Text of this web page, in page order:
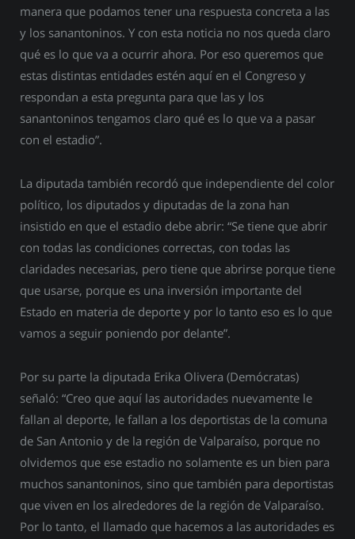
manera que podamos tener una respuesta concreta a las
y los sanantoninos. Y con esta noticia no nos queda claro
qué es lo que va a ocurrir ahora. Por eso queremos que
estas distintas entidades estén aquí en el Congreso y
respondan a esta pregunta para que las y los
sanantoninos tengamos claro qué es lo que va a pasar
con el estadio”.
La diputada también recordó que independiente del color
político, los diputados y diputadas de la zona han
insistido en que el estadio debe abrir: “Se tiene que abrir
con todas las condiciones correctas, con todas las
claridades necesarias, pero tiene que abrirse porque tiene
que usarse, porque es una inversión importante del
Estado en materia de deporte y por lo tanto eso es lo que
vamos a seguir poniendo por delante”.
Por su parte la diputada Erika Olivera (Demócratas)
señaló: “Creo que aquí las autoridades nuevamente le
fallan al deporte, le fallan a los deportistas de la comuna
de San Antonio y de la región de Valparaíso, porque no
olvidemos que ese estadio no solamente es un bien para
muchos sanantoninos, sino que también para deportistas
que viven en los alrededores de la región de Valparaíso.
Por lo tanto, el llamado que hacemos a las autoridades es